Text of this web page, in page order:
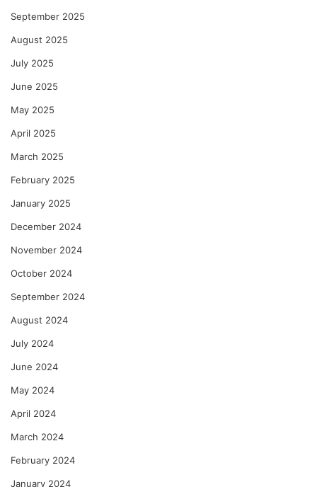
September 2025
August 2025
July 2025
June 2025
May 2025
April 2025
March 2025
February 2025
January 2025
December 2024
November 2024
October 2024
September 2024
August 2024
July 2024
June 2024
May 2024
April 2024
March 2024
February 2024
January 2024